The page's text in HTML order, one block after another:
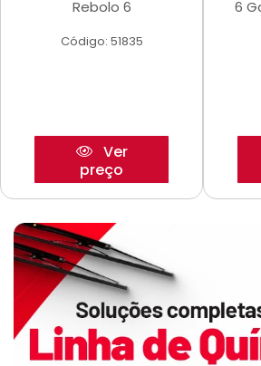
Rebolo 6
Código: 51835
Ver
preço
6